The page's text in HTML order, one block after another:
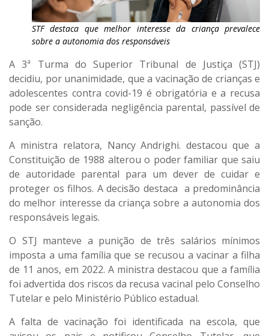
STF destaca que melhor interesse da criança prevalece
sobre a autonomia dos responsáveis
A 3ª Turma do Superior Tribunal de Justiça (STJ)
decidiu, por unanimidade, que a vacinação de crianças e
adolescentes contra covid-19 é obrigatória e a recusa
pode ser considerada negligência parental, passível de
sanção.
A ministra relatora, Nancy Andrighi. destacou que a
Constituição de 1988 alterou o poder familiar que saiu
de autoridade parental para um dever de cuidar e
proteger os filhos. A decisão destaca a predominância
do melhor interesse da criança sobre a autonomia dos
responsáveis legais.
O STJ manteve a punição de três salários mínimos
imposta a uma família que se recusou a vacinar a filha
de 11 anos, em 2022. A ministra destacou que a família
foi advertida dos riscos da recusa vacinal pelo Conselho
Tutelar e pelo Ministério Público estadual.
A falta de vacinação foi identificada na escola, que